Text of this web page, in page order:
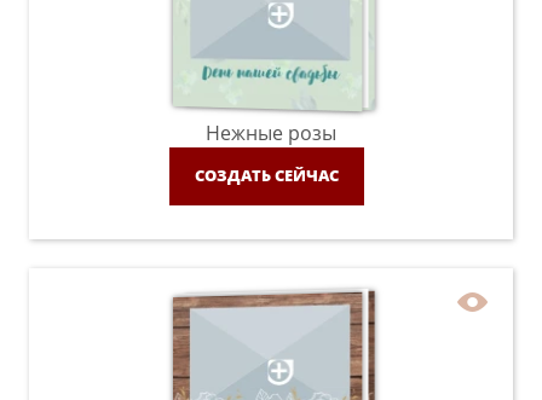
Нежные розы
СОЗДАТЬ СЕЙЧАС